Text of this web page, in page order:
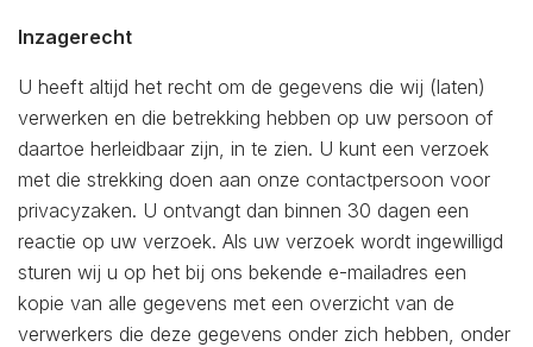
Inzagerecht
U heeft altijd het recht om de gegevens die wij (laten)
verwerken en die betrekking hebben op uw persoon of
daartoe herleidbaar zijn, in te zien. U kunt een verzoek
met die strekking doen aan onze contactpersoon voor
privacyzaken. U ontvangt dan binnen 30 dagen een
reactie op uw verzoek. Als uw verzoek wordt ingewilligd
sturen wij u op het bij ons bekende e-mailadres een
kopie van alle gegevens met een overzicht van de
verwerkers die deze gegevens onder zich hebben, onder